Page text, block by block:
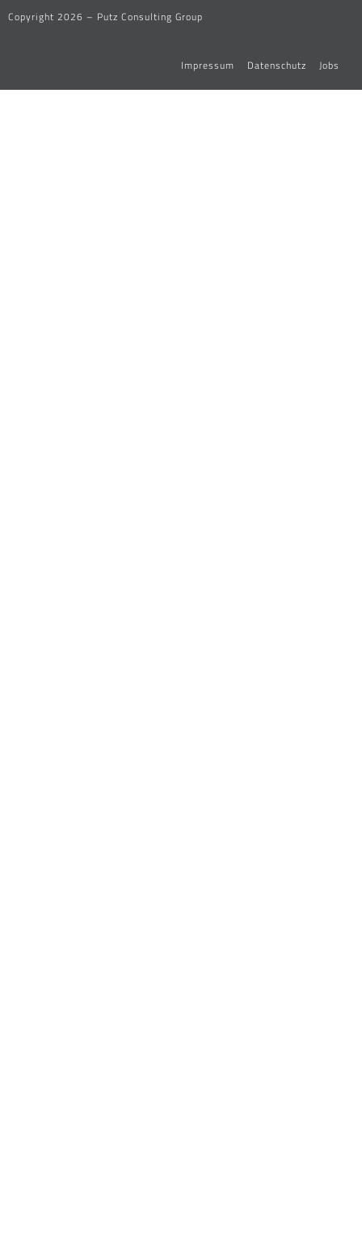
Copyright 2026 – Putz Consulting Group
Impressum Datenschutz Jobs